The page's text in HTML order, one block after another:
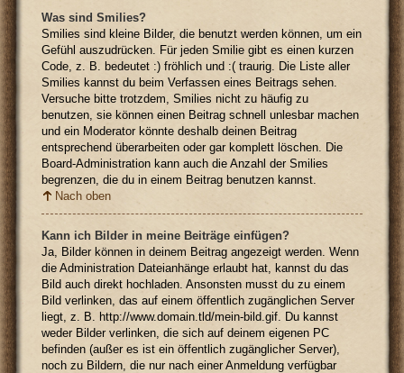
Was sind Smilies?
Smilies sind kleine Bilder, die benutzt werden können, um ein
Gefühl auszudrücken. Für jeden Smilie gibt es einen kurzen
Code, z. B. bedeutet :) fröhlich und :( traurig. Die Liste aller
Smilies kannst du beim Verfassen eines Beitrags sehen.
Versuche bitte trotzdem, Smilies nicht zu häufig zu
benutzen, sie können einen Beitrag schnell unlesbar machen
und ein Moderator könnte deshalb deinen Beitrag
entsprechend überarbeiten oder gar komplett löschen. Die
Board-Administration kann auch die Anzahl der Smilies
begrenzen, die du in einem Beitrag benutzen kannst.
Nach oben
Kann ich Bilder in meine Beiträge einfügen?
Ja, Bilder können in deinem Beitrag angezeigt werden. Wenn
die Administration Dateianhänge erlaubt hat, kannst du das
Bild auch direkt hochladen. Ansonsten musst du zu einem
Bild verlinken, das auf einem öffentlich zugänglichen Server
liegt, z. B. http://www.domain.tld/mein-bild.gif. Du kannst
weder Bilder verlinken, die sich auf deinem eigenen PC
befinden (außer es ist ein öffentlich zugänglicher Server),
noch zu Bildern, die nur nach einer Anmeldung verfügbar